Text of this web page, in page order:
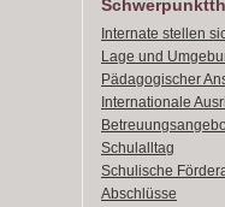
Internate stellen
Lage und
Pädagogischer
Internationale
Schulalltag
Schulische
Abschlüsse